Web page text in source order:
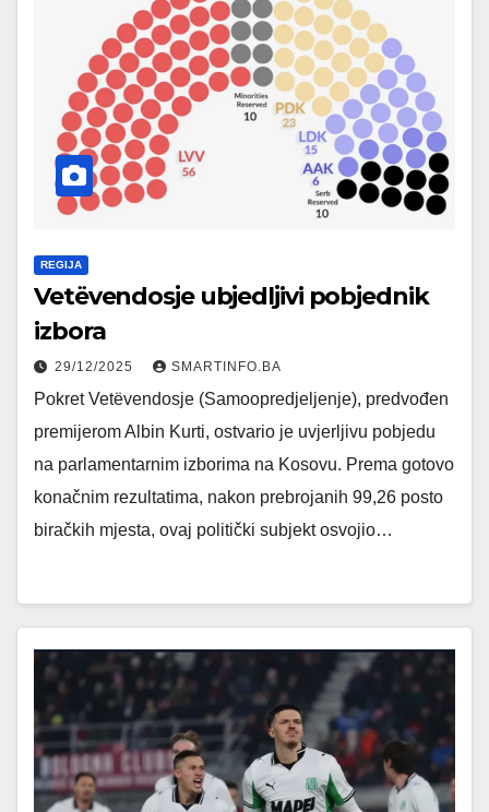
REGIJA
Vetëvendosje ubjedljivi pobjednik
izbora
29/12/2025 SMARTINFO.BA
Pokret Vetëvendosje (Samoopredjeljenje), predvođen
premijerom Albin Kurti, ostvario je uvjerljivu pobjedu
na parlamentarnim izborima na Kosovu. Prema gotovo
konačnim rezultatima, nakon prebrojanih 99,26 posto
biračkih mjesta, ovaj politički subjekt osvojio…